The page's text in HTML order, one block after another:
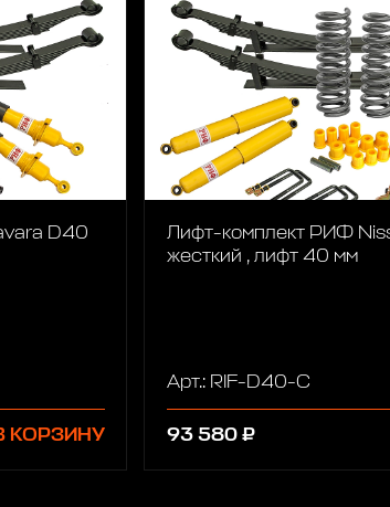
D40
КОРЗИНУ
Лифт-комплект РИФ
жесткий , лифт 40 мм
Арт.: RIF-D40-C
93 580 ₽